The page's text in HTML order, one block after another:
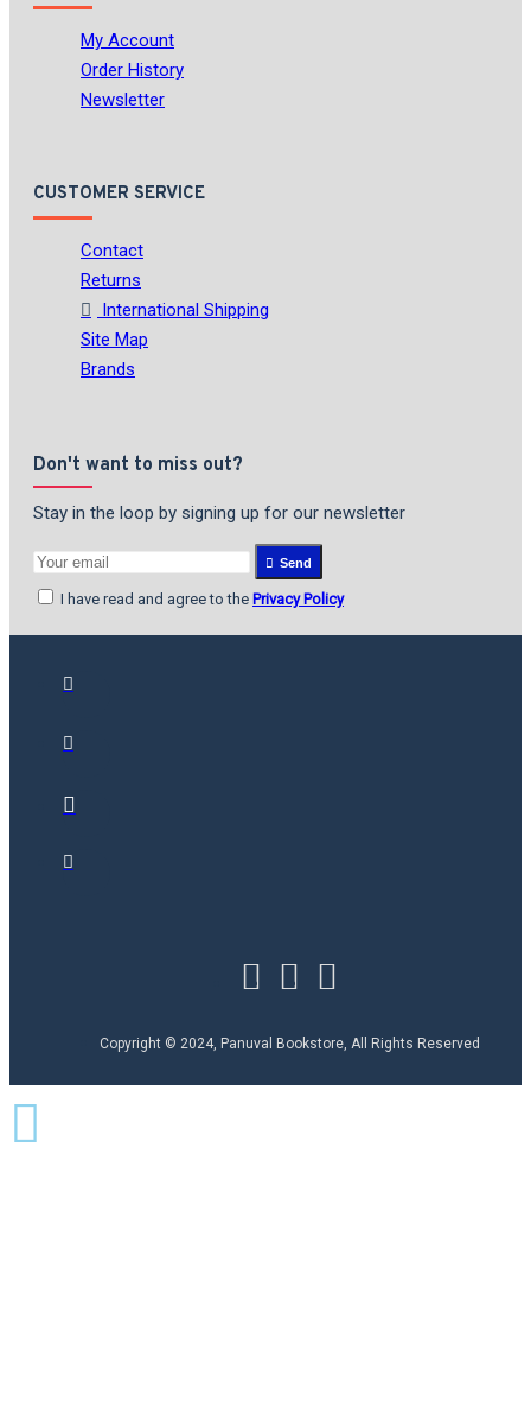
My Account
Order History
Newsletter
CUSTOMER SERVICE
Contact
Returns
International Shipping
Site Map
Brands
Don't want to miss out?
Stay in the loop by signing up for our newsletter
Send
I have read and agree to the Privacy Policy
Copyright © 2024, Panuval Bookstore, All Rights Reserved